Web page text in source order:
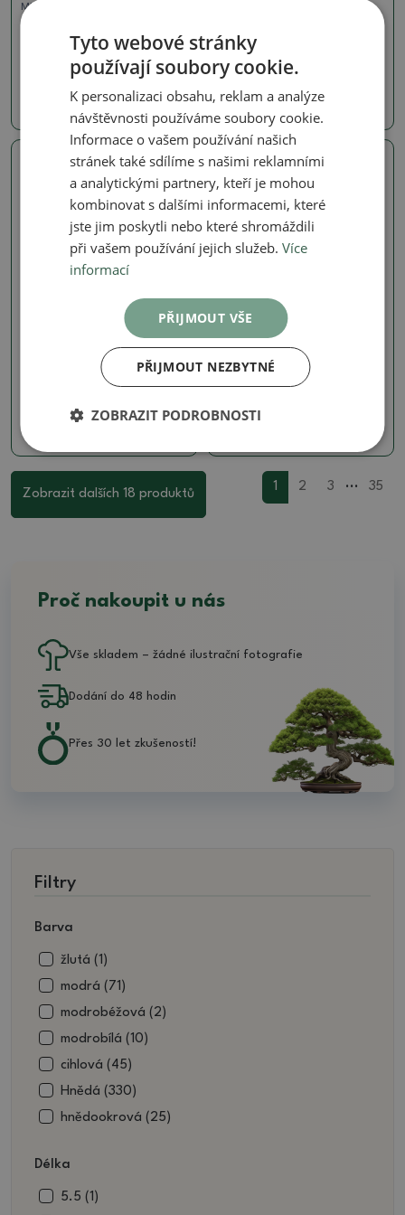
Filtry
Barva
žlutá (1)
modrá (71)
modrobéžová (2)
modrobílá (10)
cihlová (45)
Hnědá (330)
hnědookrová (25)
barva (1)
černá (18)
Délka
5.5 (1)
Misky
1536-BC25-SG-80
modrá
SKU:1536-BC25-SG-77
120 Kč
Skutečná fotografie
Miska 27 x 27 x 24,5 cm
Skutečná fotografie
Miska 21 x 21 x 20 cm
barva hnědá
Zobrazit dalších 18 produktů
1 2 3 ... 35
Proč nakoupit u nás
Vše skladem – žádné ilustrační fotografie
Dodání do 48 hodin
Přes 30 let zkušeností!
Tyto webové stránky
používají soubory cookie.
K personalizaci obsahu, reklam a analýze
návštěvnosti používáme soubory cookie.
Informace o vašem používání našich
stránek také sdílíme s našimi reklamními
a analytickými partnery, kteří je mohou
kombinovat s dalšími informacemi, které
jste jim poskytli nebo které shromáždili
při vašem používání jejich služeb.Více
informací
PŘIJMOUT VŠE
PŘIJMOUT NEZBYTNÉ
ZOBRAZIT PODROBNOSTI